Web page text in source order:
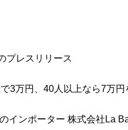
プレスリリース
3万円、40人以上なら7万円
インポーター 株式会社La